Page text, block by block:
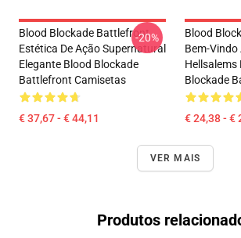
Blood Blockade Battlefront
Estética De Ação Supernatural
Elegante Blood Blockade
Battlefront Camisetas
€ 37,67 - € 44,11
-20%
Blood
Bem-Vindo
Hellsalems
Blockade
€ 24,38 - €
VER MAIS
Produtos